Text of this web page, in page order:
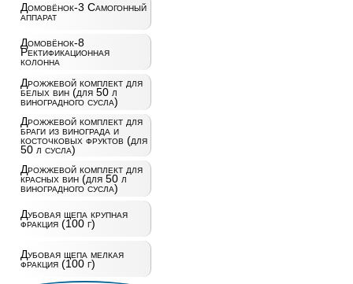
Домовёнок-3 Самогонный
аппарат
Домовёнок-8
Ректификационная
колонна
Дрожжевой комплект для
белых вин (для 50 л
виноградного сусла)
Дрожжевой комплект для
браги из винограда и
косточковых фруктов (для
50 л сусла)
Дрожжевой комплект для
красных вин (для 50 л
виноградного сусла)
Дубовая щепа крупная
фракция (100 г)
Дубовая щепа мелкая
фракция (100 г)